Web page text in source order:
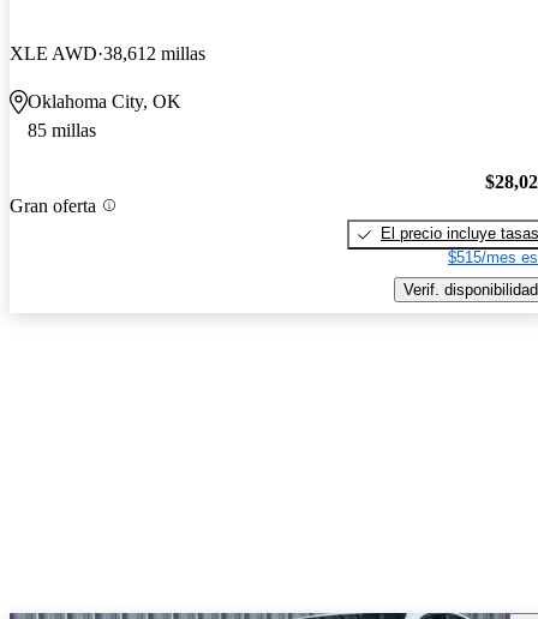
XLE AWD 38,612 millas
Oklahoma City, OK
85 millas
Gran oferta
El precio incluye tasas
$515/mes
Verif. disponibilidad